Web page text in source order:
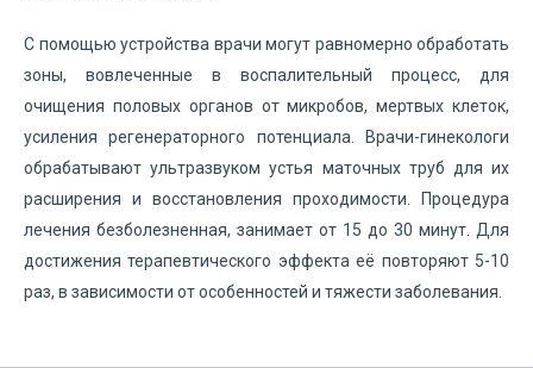
С помощью устройства врачи могут равномерно обработать
зоны, вовлеченные в воспалительный процесс, для
очищения половых органов от микробов, мертвых клеток,
усиления регенераторного потенциала. Врачи-гинекологи
обрабатывают ультразвуком устья маточных труб для их
расширения и восстановления проходимости. Процедура
лечения безболезненная, занимает от 15 до 30 минут. Для
достижения терапевтического эффекта её повторяют 5-10
раз, в зависимости от особенностей и тяжести заболевания.